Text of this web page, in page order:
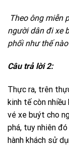
Theo ông miễn
người dân đi xe
phối như thế nào
Câu trả lời 2:
Thực ra, trên
kinh tế còn
vé xe buýt cho
phá, tuy nhiên
hành khách sử